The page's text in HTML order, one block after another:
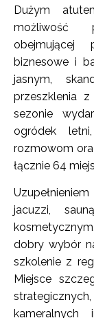
Dużym
możliwość
obejmującej
biznesowe i
jasnym,
przeszklenia
sezonie
ogródek
rozmowom
łącznie 64
jacuzzi,
dobry wybór
szkolenie z
Miejsce
kameralnych